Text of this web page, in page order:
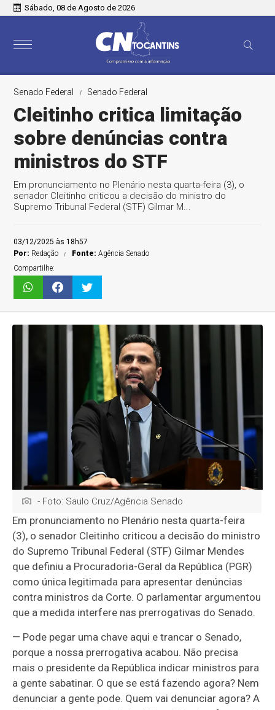
Sábado, 08 de Agosto de 2026
Senado Federal Senado Federal
Cleitinho critica limitação
sobre denúncias contra
ministros do STF
Em pronunciamento no Plenário nesta quarta-feira (3), o
senador Cleitinho criticou a decisão do ministro do
Supremo Tribunal Federal (STF) Gilmar M...
03/12/2025 às 18h57
Por: Redação Fonte:Agência Senado
Compartilhe:
- Foto: Saulo Cruz/Agência Senado
Em pronunciamento no Plenário nesta quarta-feira
(3), o senador Cleitinho criticou a decisão do ministro
do Supremo Tribunal Federal (STF) Gilmar Mendes
que definiu a Procuradoria-Geral da República (PGR)
como única legitimada para apresentar denúncias
contra ministros da Corte. O parlamentar argumentou
que a medida interfere nas prerrogativas do Senado.
— Pode pegar uma chave aqui e trancar o Senado,
porque a nossa prerrogativa acabou. Não precisa
mais o presidente da República indicar ministros para
a gente sabatinar. O que se está fazendo agora? Nem
denunciar a gente pode. Quem vai denunciar agora? A